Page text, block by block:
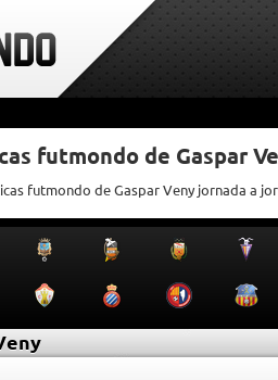
futmondo de Gaspar
futmondo de Gaspar Veny jornada a